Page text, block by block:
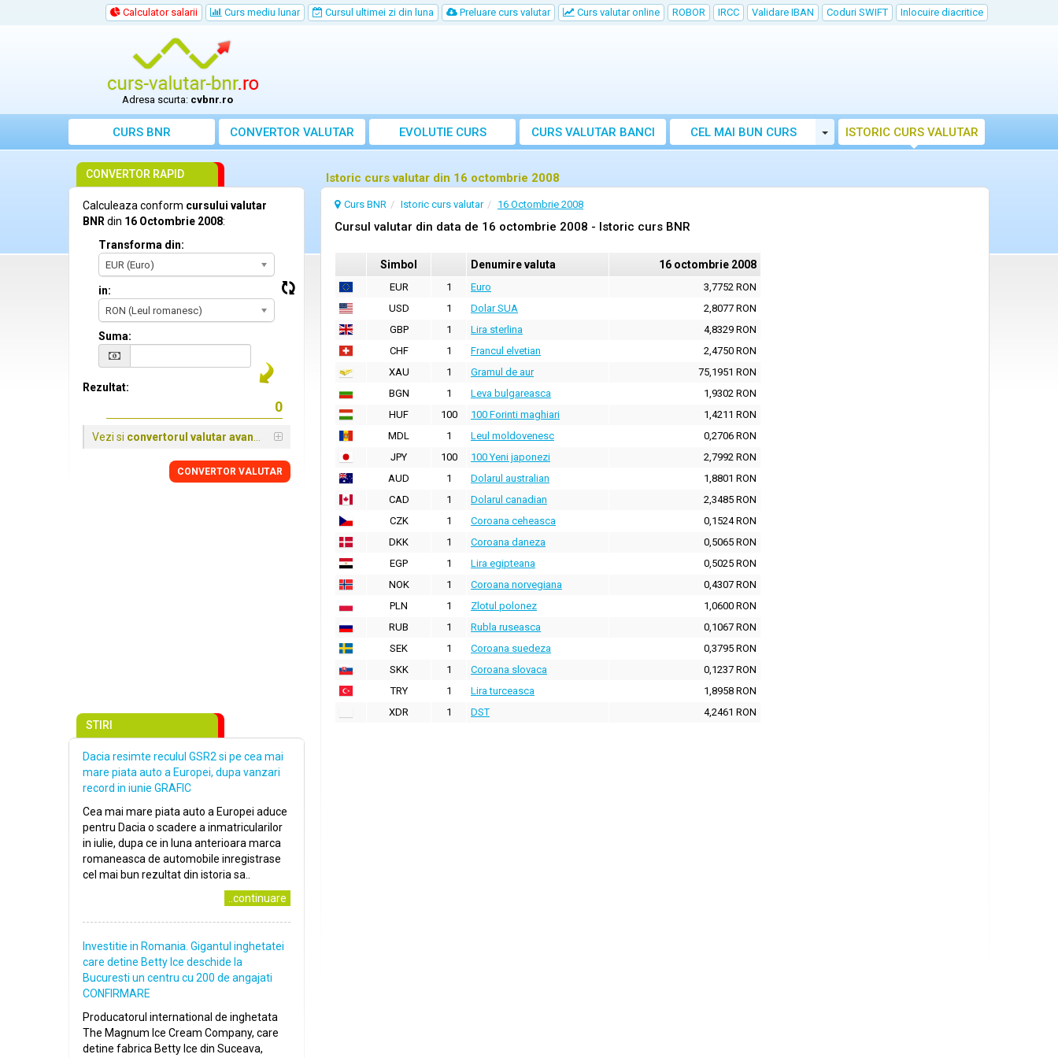
Calculator salarii Curs mediu lunar Cursul ultimei zi din luna Preluare curs valutar Curs valutar online ROBOR IRCC Validare IBAN Coduri SWIFT Inlocuire diacritice
Adresa scurta: cvbnr.ro
CURS BNR CONVERTOR VALUTAR EVOLUTIE CURS CURS VALUTAR BANCI CEL MAI BUN CURS Toggle Dropdown
ISTORIC CURS VALUTAR
Istoric curs valutar din 16 octombrie 2008
Curs BNR Istoric curs valutar 16 Octombrie 2008
Cursul valutar din data de 16 octombrie 2008 - Istoric curs BNR
Simbol Denumire valuta 16 octombrie 2008
EUR 1 Euro
3,7752 RON
USD
1 Dolar SUA
2,8077 RON
GBP
1 Lira sterlina
4,8329 RON
CHF
1 Francul elvetian
2,4750 RON
XAU
1 Gramul de aur
75,1951 RON
BGN
1 Leva bulgareasca
1,9302 RON
HUF
100 100 Forinti maghiari
1,4211 RON
MDL
1 Leul moldovenesc
0,2706 RON
JPY
100 100 Yeni japonezi
2,7992 RON
AUD
1 Dolarul australian
1,8801 RON
CAD
1 Dolarul canadian
2,3485 RON
CZK
1 Coroana ceheasca
0,1524 RON
DKK
1 Coroana daneza
0,5065 RON
EGP
1 Lira egipteana
0,5025 RON
NOK
1 Coroana norvegiana
0,4307 RON
PLN
1 Zlotul polonez
1,0600 RON
RUB
1 Rubla ruseasca
0,1067 RON
SEK
1 Coroana suedeza
0,3795 RON
SKK
1 Coroana slovaca
0,1237 RON
TRY
1 Lira turceasca
1,8958 RON
XDR
1 DST 4,2461 RON
CONVERTOR RAPID
Calculeaza conform cursului valutar
BNR din 16 Octombrie 2008:
Transforma din:
EUR (Euro)
in:
RON (Leul romanesc)
Suma:
Rezultat:
Vezi si convertorul valutar avansat
CONVERTOR VALUTAR
STIRI
Dacia resimte reculul GSR2 si pe cea mai
mare piata auto a Europei, dupa vanzari
record in iunie GRAFIC
Cea mai mare piata auto a Europei aduce
pentru Dacia o scadere a inmatricularilor
in iulie, dupa ce in luna anterioara marca
romaneasca de automobile inregistrase
cel mai bun rezultat din istoria sa..
..continuare
Investitie in Romania. Gigantul inghetatei
care detine Betty Ice deschide la
Bucuresti un centru cu 200 de angajati
CONFIRMARE
Producatorul international de inghetata
The Magnum Ice Cream Company, care
detine fabrica Betty Ice din Suceava,